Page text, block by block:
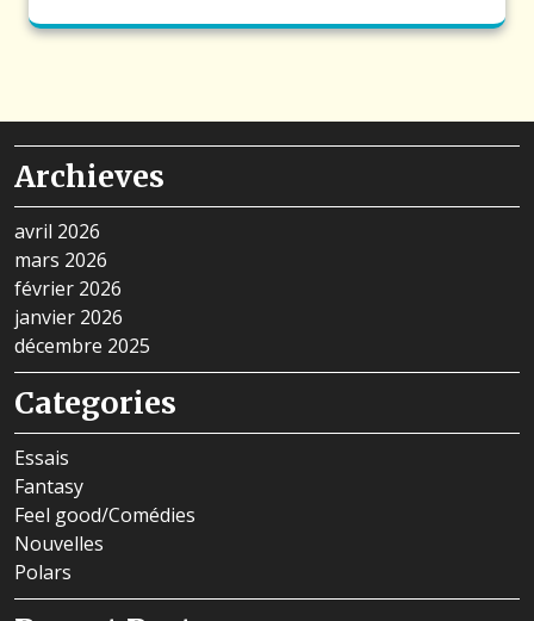
Archieves
avril 2026
mars 2026
février 2026
janvier 2026
décembre 2025
Categories
Essais
Fantasy
Feel good/Comédies
Nouvelles
Polars